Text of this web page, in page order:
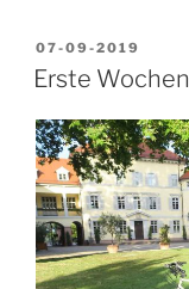
VERÖFFENTLICHT
AM
07-09-2019
Erste Wochen